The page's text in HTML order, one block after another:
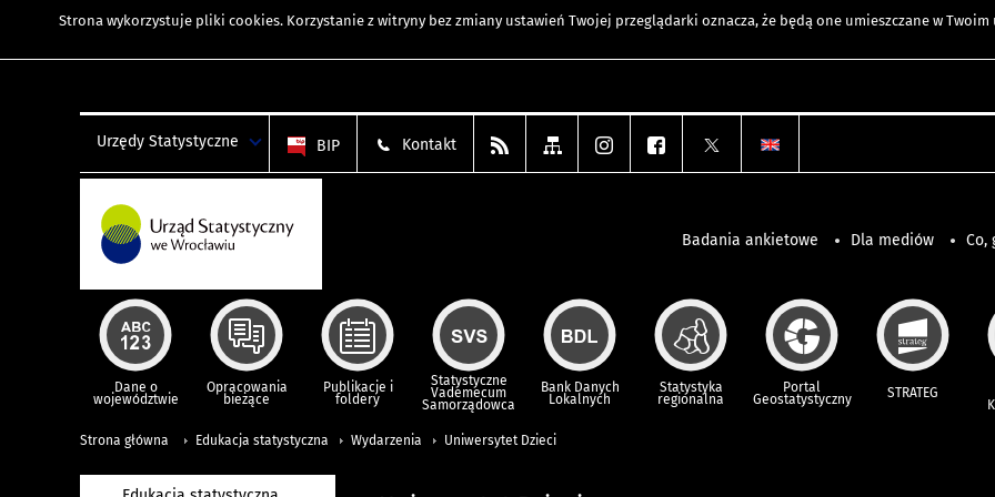
Strona wykorzystuje pliki cookies. Korzystanie z witryny bez zmiany ustawień Twojej przeglądarki oznacza, że będą one umieszczane w
Urzędy Statystyczne BIP Kontakt
Badania ankietowe Dla mediów Co,
Dane o
województwie
Opracowania
bieżące
Publikacje i
foldery
Statystyczne
Vademecum
Samorządowca
Bank Danych
Lokalnych
Statystyka
regionalna
Portal
Geostatystyczny STRATEG
Strona główna Edukacja statystyczna Wydarzenia Uniwersytet Dzieci